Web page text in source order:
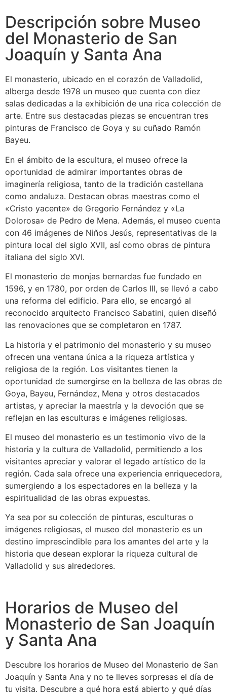
Descripción sobre Museo
del Monasterio de San
Joaquín y Santa Ana
El monasterio, ubicado en el corazón de Valladolid,
alberga desde 1978 un museo que cuenta con diez
salas dedicadas a la exhibición de una rica colección de
arte. Entre sus destacadas piezas se encuentran tres
pinturas de Francisco de Goya y su cuñado Ramón
Bayeu.
En el ámbito de la escultura, el museo ofrece la
oportunidad de admirar importantes obras de
imaginería religiosa, tanto de la tradición castellana
como andaluza. Destacan obras maestras como el
«Cristo yacente» de Gregorio Fernández y «La
Dolorosa» de Pedro de Mena. Además, el museo cuenta
con 46 imágenes de Niños Jesús, representativas de la
pintura local del siglo XVII, así como obras de pintura
italiana del siglo XVI.
El monasterio de monjas bernardas fue fundado en
1596, y en 1780, por orden de Carlos III, se llevó a cabo
una reforma del edificio. Para ello, se encargó al
reconocido arquitecto Francisco Sabatini, quien diseñó
las renovaciones que se completaron en 1787.
La historia y el patrimonio del monasterio y su museo
ofrecen una ventana única a la riqueza artística y
religiosa de la región. Los visitantes tienen la
oportunidad de sumergirse en la belleza de las obras de
Goya, Bayeu, Fernández, Mena y otros destacados
artistas, y apreciar la maestría y la devoción que se
reflejan en las esculturas e imágenes religiosas.
El museo del monasterio es un testimonio vivo de la
historia y la cultura de Valladolid, permitiendo a los
visitantes apreciar y valorar el legado artístico de la
región. Cada sala ofrece una experiencia enriquecedora,
sumergiendo a los espectadores en la belleza y la
espiritualidad de las obras expuestas.
Ya sea por su colección de pinturas, esculturas o
imágenes religiosas, el museo del monasterio es un
destino imprescindible para los amantes del arte y la
historia que desean explorar la riqueza cultural de
Valladolid y sus alrededores.
Horarios de Museo del
Monasterio de San Joaquín
y Santa Ana
Descubre los horarios de Museo del Monasterio de San
Joaquín y Santa Ana y no te lleves sorpresas el día de
tu visita. Descubre a qué hora está abierto y qué días